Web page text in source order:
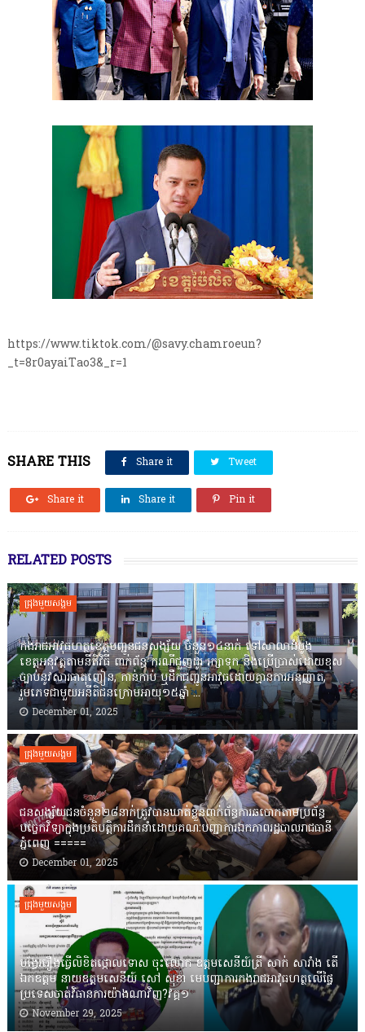
https://www.tiktok.com/@savy.chamroeun?
_t=8r0ayaiTao3&_r=1
SHARE THIS Share it Tweet
Share it Share it Pin it
RELATED POSTS
ជ្រុងមួយសង្គម
កងរាជឣាវុធហត្ថខេត្តបញ្ជូនជនសង្ស័យ ចំនួន១៤នាក់ ទៅសាលាដំបូង
ខេត្តឣនុវត្តតាមនីតិវិធី ពាក់ព័ន្ធ ករណីជួញដូរ រក្សាទុក និងប្រើប្រាស់ដោយខុស
ច្បាប់នូវសារធាតុញៀន, កាន់កាប់ ឬដឹកជញ្ជូនអាវុធដោយគ្មានការអនុញ្ញាត,
រួមភេទជាមួយអនីតិជនក្រោមអាយុ១៥ឆ្នាំ ...
December 01, 2025
ជ្រុងមួយសង្គម
ជនសង្ស័យជនចំនួន២៨នាក់ត្រូវបានឃាត់ខ្លួនពាក់ព័ន្ធការឆបោកតាមប្រព័ន្ធ
បច្ចេកវិទ្យាក្នុងប្រតិបត្តិការដឹកនាំដោយគណៈបញ្ជាការឯកភាពរដ្ឋបាលរាជធានី
ភ្នំពេញ ‎=====
December 01, 2025
ជ្រុងមួយសង្គម
បង្វែររឿងធ្វើលិខិតថ្កោលទោស ចុះលោក ឧត្តមសេនីយ៍ត្រី សាក់ សារាំង តើ
ឯកឧត្តម នាយឧត្តមសេនីយ៍ សៅ សុខា មេបញ្ជាការកងរាជអាវុធហត្ថលើផ្ទៃ
ប្រទេសចាត់វិធានការយ៉ាងណាវិញ?វគ្គ១
November 29, 2025